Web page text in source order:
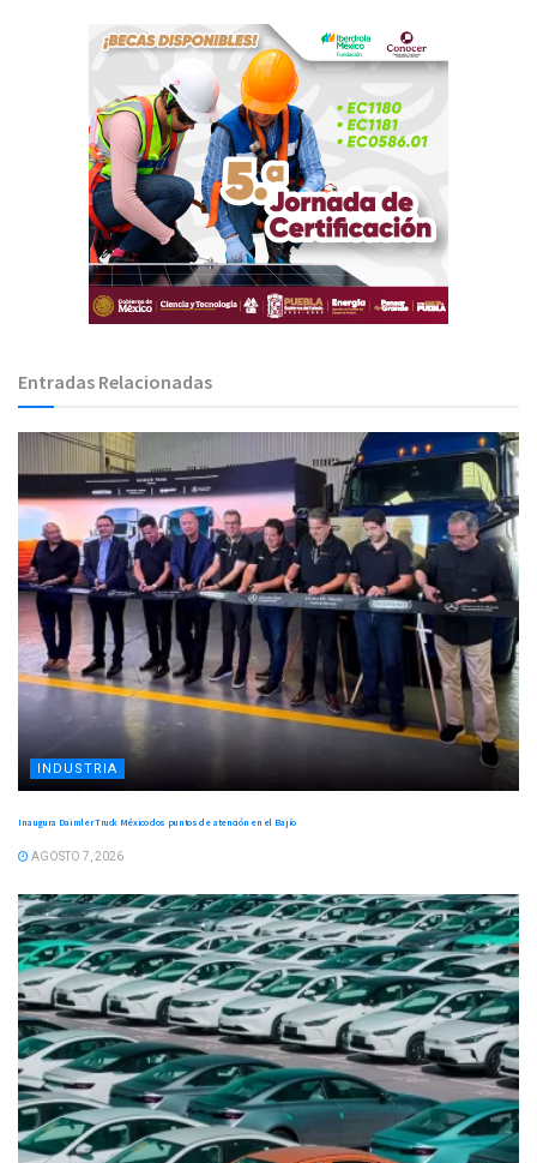
Entradas Relacionadas
INDUSTRIA
Inaugura Daimler Truck México dos puntos de atención en el Bajío
AGOSTO 7, 2026